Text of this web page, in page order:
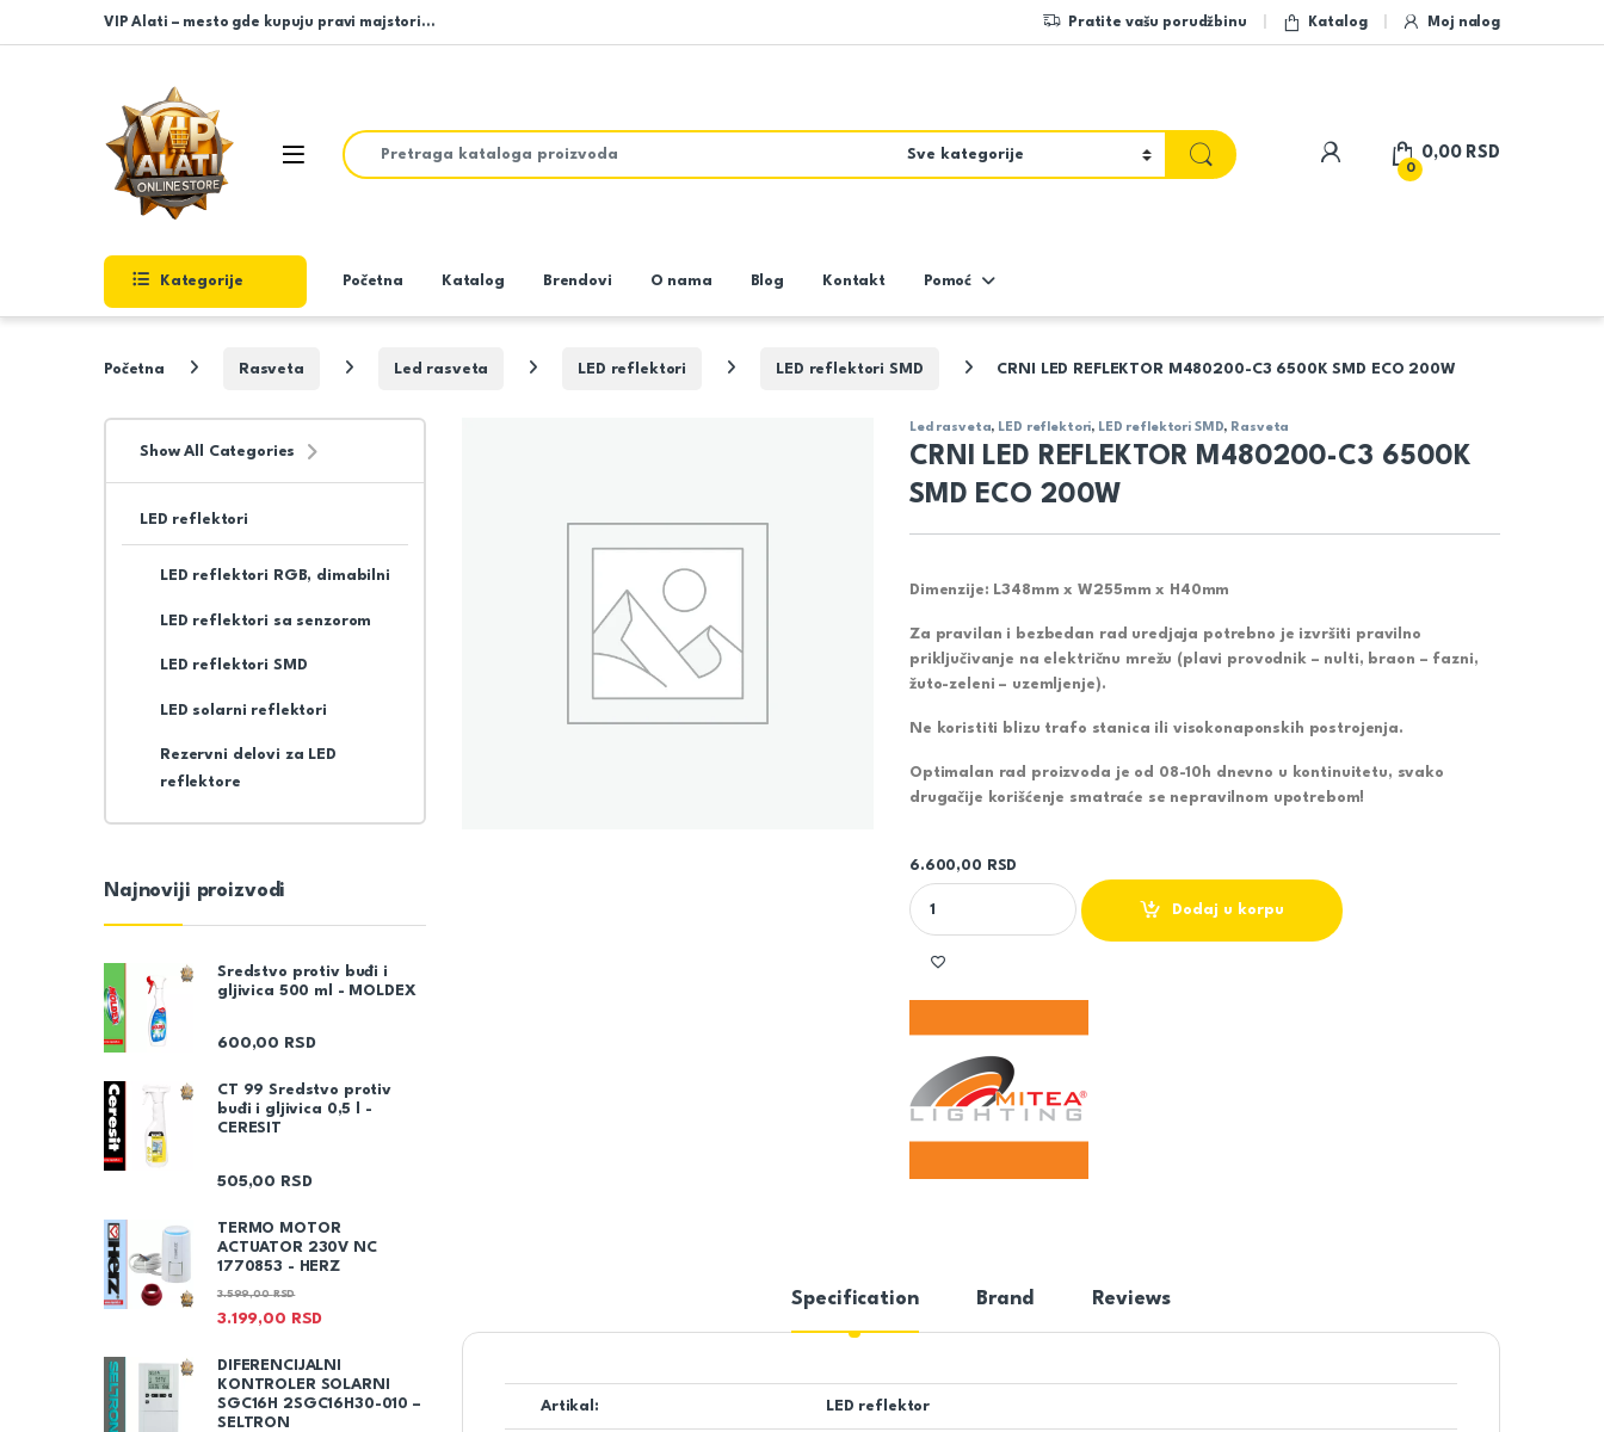
Skip to navigation
Skip to content
VIP Alati – mesto gde kupuju pravi majstori… Pratite vašu porudžbinu Katalog Moj nalog
Open
Search for:
My Account
0
0,00 RSD
Kategorije Početna Katalog Brendovi O nama Blog Kontakt Pomoć
Početna Rasveta Led rasveta LED reflektori LED reflektori SMD CRNI LED REFLEKTOR M480200-C3 6500K SMD ECO 200W
Led rasveta, LED reflektori, LED reflektori SMD, Rasveta
CRNI LED REFLEKTOR M480200-C3 6500K
SMD ECO 200W
Dimenzije: L348mm x W255mm x H40mm
Za pravilan i bezbedan rad uredjaja potrebno je izvršiti pravilno
priključivanje na električnu mrežu (plavi provodnik – nulti, braon – fazni,
žuto-zeleni – uzemljenje).
Ne koristiti blizu trafo stanica ili visokonaponskih postrojenja.
Optimalan rad proizvoda je od 08-10h dnevno u kontinuitetu, svako
drugačije korišćenje smatraće se nepravilnom upotrebom!
6.600,00
RSD
CRNI LED REFLEKTOR M480200-C3 6500K SMD ECO 200W quantity
Dodaj u korpu
Specification Brand Reviews
Artikal: LED reflektor
Show All Categories
LED reflektori
LED reflektori RGB, dimabilni
LED reflektori sa senzorom
LED reflektori SMD
LED solarni reflektori
Rezervni delovi za LED
reflektore
Najnoviji proizvodi
Sredstvo protiv buđi i
gljivica 500 ml - MOLDEX
600,00 RSD
CT 99 Sredstvo protiv
buđi i gljivica 0,5 l -
CERESIT
505,00 RSD
TERMO MOTOR
ACTUATOR 230V NC
1770853 - HERZ
3.199,00 RSD
3.599,00RSD
DIFERENCIJALNI
KONTROLER SOLARNI
SGC16H 2SGC16H30-010 –
SELTRON